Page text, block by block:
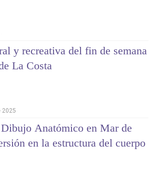
y recreativa del fin de semana
La Costa
2025
Anatómico en Mar de
en la estructura del cuerpo